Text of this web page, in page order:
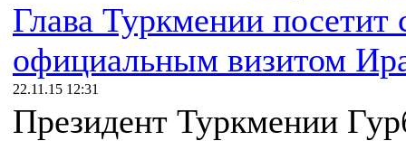
Глава Туркмении посетит
официальным визитом
22.11.15 12:31
Президент Туркмении